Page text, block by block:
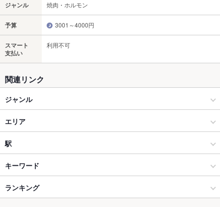
ジャンル 焼肉・ホルモン
予算 3001～4000円
スマート
支払い
利用不可
関連リンク
ジャンル
焼肉・ホルモン
焼肉
神戸 × 焼肉・ホルモン
神戸 × 焼肉
エリア
三宮
三宮 × 焼肉・ホルモン
三宮 × 焼肉
駅
旧居留地・大丸前駅
神戸三宮駅
キーワード
牛タン デザート
ランキング